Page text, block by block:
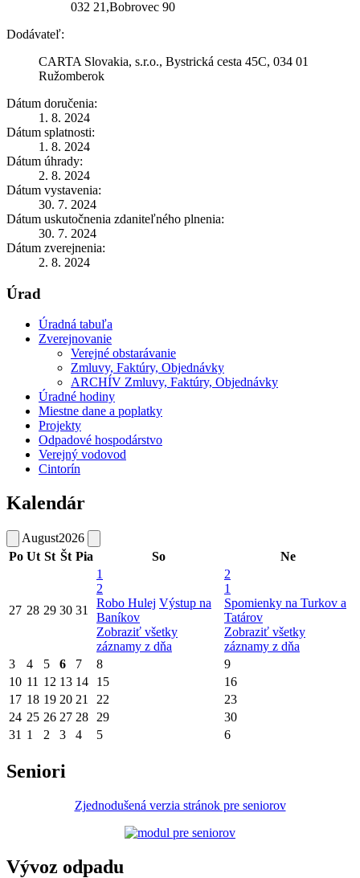
032 21,Bobrovec 90
Dodávateľ:
CARTA Slovakia, s.r.o., Bystrická cesta 45C, 034 01
Ružomberok
Dátum doručenia:
1. 8. 2024
Dátum splatnosti:
1. 8. 2024
Dátum úhrady:
2. 8. 2024
Dátum vystavenia:
30. 7. 2024
Dátum uskutočnenia zdaniteľného plnenia:
30. 7. 2024
Dátum zverejnenia:
2. 8. 2024
Úrad
Úradná tabuľa
Zverejnovanie
Verejné obstarávanie
Zmluvy, Faktúry, Objednávky
ARCHÍV Zmluvy, Faktúry, Objednávky
Úradné hodiny
Miestne dane a poplatky
Projekty
Odpadové hospodárstvo
Verejný vodovod
Cintorín
Kalendár
August2026
Po Ut St Št Pia So Ne
27 28 29 30 31
1
2
Robo Hulej Výstup na
Baníkov
Zobraziť všetky
záznamy z dňa
2
1
Spomienky na Turkov a
Tatárov
Zobraziť všetky
záznamy z dňa
3
4 5 6 7 8
9
10 11 12 13 14 15
16
17 18 19 20 21 22
23
24 25 26 27 28 29
30
31 1 2 3 4 5 6
Seniori
Zjednodušená verzia stránok pre seniorov
Vývoz odpadu